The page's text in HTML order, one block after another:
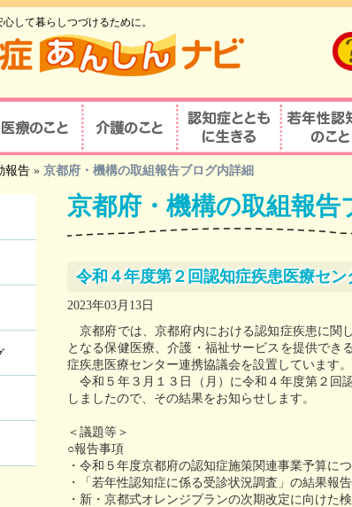
して暮らしつづけるために。
の
ーム
医療のこと
医療の重要性
認知症の診察・診療が
可能な医療機関を探す
認知症対応力向上研修
認知症疾患医療センター
学会が認定する専門医等
アルツハイマー型認知症
の新しい治療薬
介護のこと
介護の重要性
介護サービス
認知症リンクワーカー
認知症とともに生
きる
若年性認知
諸問題
若年性認
利用できる
若年性認知
オレンジガ
若年性認知
個別ピアサ
報告 » 京都府・機構の取組報告ブログ内詳細
京都府・機構の取組報告
令和４年度第２回認知症疾患医療セ
2023年03月13日
京都府では、京都府内における認知症疾患に関
となる保健医療、介護・福祉サービスを提供でき
症疾患医療センター連携協議会を設置しています。
令和５年３月１３日（月）に令和４年度第２回
しましたので、その結果をお知らせします。
＜議題等＞
○報告事項
・令和５年度京都府の認知症施策関連事業予算に
・「若年性認知症に係る受診状況調査」の結果報告
・新・京都式オレンジプランの次期改定に向けた